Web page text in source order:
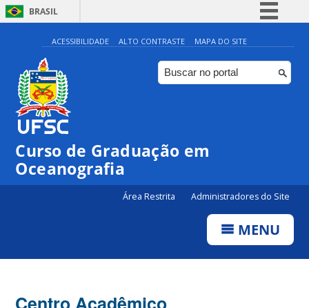
BRASIL
Simplifique!
Comunica BR
Participe
Canais
ACESSIBILIDADE ALTO CONTRASTE MAPA DO SITE
Curso de Graduação em
Oceanografia
Área Restrita Administradores do Site
MENU
Centro Acadêmico